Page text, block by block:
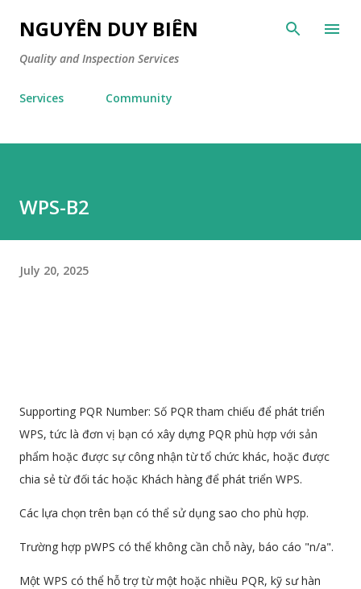
Skip to main content
NGUYỄN DUY BIÊN
Quality and Inspection Services
Services Community
WPS-B2
July 20, 2025
Supporting PQR Number: Số PQR tham chiếu để phát triển
WPS, tức là đơn vị bạn có xây dựng PQR phù hợp với sản
phẩm hoặc được sự công nhận từ tổ chức khác, hoặc được
chia sẻ từ đối tác hoặc Khách hàng để phát triển WPS.
Các lựa chọn trên bạn có thể sử dụng sao cho phù hợp.
Trường hợp pWPS có thể không cần chỗ này, báo cáo "n/a".
Một WPS có thể hỗ trợ từ một hoặc nhiều PQR, kỹ sư hàn